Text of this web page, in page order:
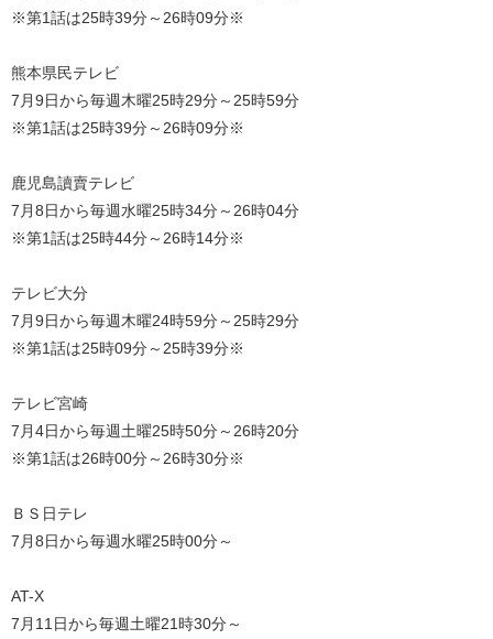
※第1話は25時39分～26時09分※
熊本県民テレビ
7月9日から毎週木曜25時29分～25時59分
※第1話は25時39分～26時09分※
鹿児島讀賣テレビ
7月8日から毎週水曜25時34分～26時04分
※第1話は25時44分～26時14分※
テレビ大分
7月9日から毎週木曜24時59分～25時29分
※第1話は25時09分～25時39分※
テレビ宮崎
7月4日から毎週土曜25時50分～26時20分
※第1話は26時00分～26時30分※
ＢＳ日テレ
7月8日から毎週水曜25時00分～
AT-X
7月11日から毎週土曜21時30分～